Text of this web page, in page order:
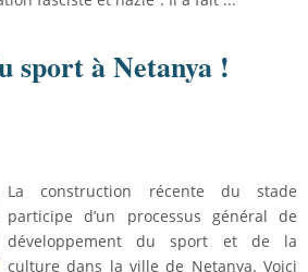
sport à Netanya !
La construction récente du stade
participe d’un processus général de
développement du sport et de la
culture dans la ville de Netanya. Voici